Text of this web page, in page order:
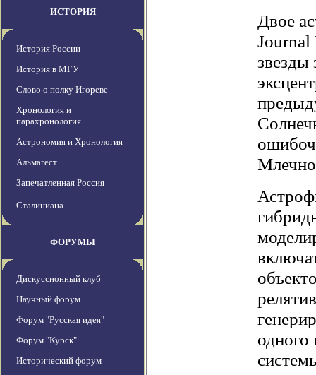
ИСТОРИЯ
История России
История в МГУ
Слово о полку Игореве
Хронология и
парахронология
Астрономия и Хронология
Альмагест
Запечатленная Россия
Сталиниана
ФОРУМЫ
Дискуссионный клуб
Научный форум
Форум "Русская идея"
Форум "Курск"
Исторический форум
Двое
Journal
звезды
одного